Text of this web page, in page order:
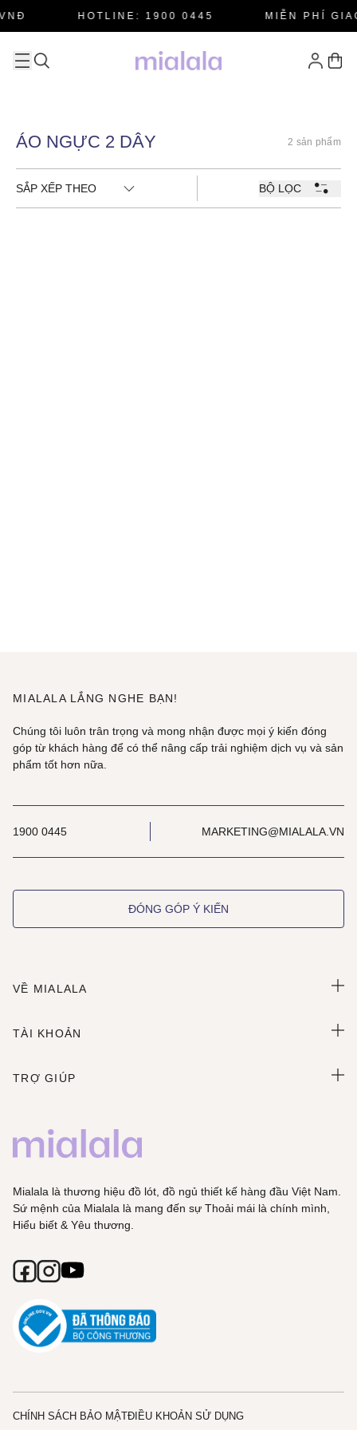
HOTLINE: 1900 0445 MIỄN PHÍ
ÁO NGỰC 2 DÂY 2 sản phẩm
SẮP XẾP THEO BỘ LỌC
MIALALA LẮNG NGHE BẠN!
Chúng tôi luôn trân trọng và mong nhận được mọi ý kiến đóng
góp từ khách hàng để có thể nâng cấp trải nghiệm dịch vụ và sản
phẩm tốt hơn nữa.
1900 0445 MARKETING@MIALALA.VN
ĐÓNG GÓP Ý KIẾN
VỀ MIALALA
TÀI KHOẢN
TRỢ GIÚP
Mialala là thương hiệu đồ lót, đồ ngủ thiết kế hàng đầu Việt Nam.
Sứ mệnh của Mialala là mang đến sự Thoải mái là chính mình,
Hiểu biết & Yêu thương.
CHÍNH SÁCH BẢO MẬTĐIỀU KHOẢN SỬ DỤNG